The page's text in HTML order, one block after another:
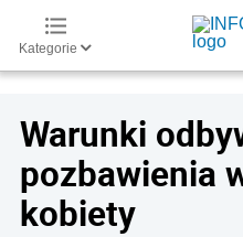
Kategorie
Warunki
pozbawienia
kobiety